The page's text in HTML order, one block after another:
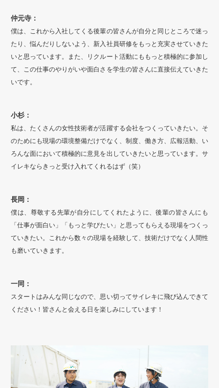
仲元寺：
僕は、これから入社してくる後輩の皆さんが自分と同じところで迷っ
たり、悩んだりしないよう、新入社員研修をもっと充実させていきた
いと思っています。また、リクルート活動にももっと積極的に参加し
て、この仕事のやりがいや面白さを学生の皆さんに直接伝えていきた
いです。
小杉：
私は、たくさんの女性技術者が活躍する会社をつくっていきたい。そ
のためにも現場の環境整備だけでなく、制度、働き方、広報活動、い
ろんな面において積極的に意見を出していきたいと思っています。サ
イレキならきっと受け入れてくれるはず（笑）
長岡：
僕は、尊敬する先輩が自分にしてくれたように、後輩の皆さんにも
「仕事が面白い」「もっと学びたい」と思ってもらえる現場をつくっ
ていきたい。これから数々の現場を経験して、技術だけでなく人間性
も磨いていきます。
一同：
スタートはみんな同じなので、思い切ってサイレキに飛び込んできて
ください！皆さんと会える日を楽しみにしています！